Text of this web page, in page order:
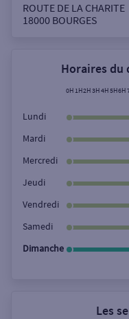
Rue
ROUTE DE LA CHARITE
18000 BOURGES
Horaires
0H 1H2H3H4H5H6H
Lundi
Mardi
Mercredi
Jeudi
Vendredi
Samedi
Dimanche
Les